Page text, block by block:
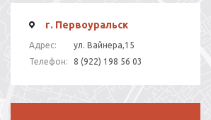
г. Первоуральск
Адрес:
ул. Вайнера,15
Телефон:
8 (922) 198 56 03